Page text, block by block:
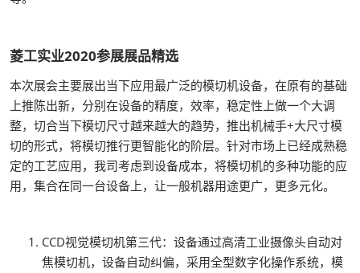
菱工实业2020参展展品精选
本次展会主要展出当下应用最广泛的模切机设备，在原有的基础
上推陈出新，分别在设备的精度，效率，稳定性上做一个大调
整，切合当下模切尺寸越来越大的趋势，推出机械手+大尺寸模
切的形式，将模切推行更智能化的阶层。针对市场上已经成熟稳
定的工艺应用，我司考虑到设备成本，将模切机的多种功能的应
用，集合在同一台设备上，让一般机器用途更广，更多元化。
CCD视觉模切机第三代：设备通过高清工业摄像头自动对
焦模切机，设备自动纠偏，采用全型数字化操作系统，模